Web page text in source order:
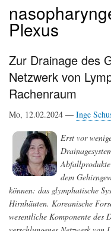
Plexus
Zur Drainage des
Netzwerk von
Rachenraum
Mo, 12.02.2024 — Inge
Erst vor
Abfallprodukte
dem
können: das glymphatische
Hirnhäuten. Koreanische
wesentliche Komponente des